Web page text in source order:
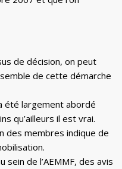
de décision, on peut
de cette démarche
été largement abordé
qu’ailleurs il est vrai.
des membres indique de
sein de l’AEMMF, des avis